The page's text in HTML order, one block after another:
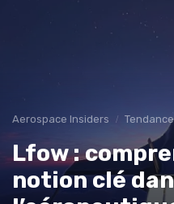
Aerospace Insiders
Lfow :
notion clé